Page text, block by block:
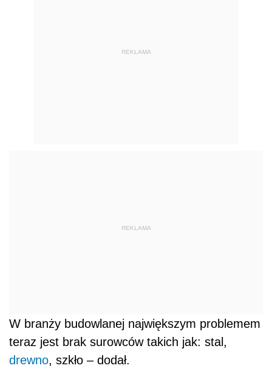
REKLAMA
REKLAMA
W branży budowlanej największym problemem
teraz jest brak surowców takich jak: stal,
drewno, szkło – dodał.